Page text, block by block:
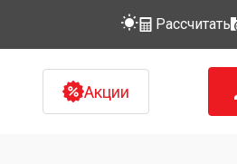
Рассчитать
Акции